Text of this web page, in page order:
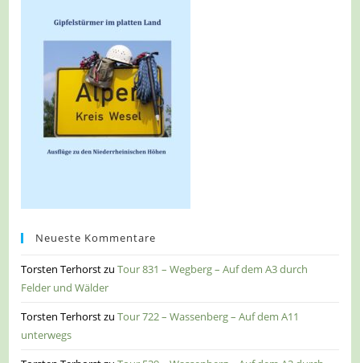
Neueste Kommentare
Torsten TerhorstzuTour 831 – Wegberg – Auf dem A3 durch
Felder und Wälder
Torsten TerhorstzuTour 722 – Wassenberg – Auf dem A11
unterwegs